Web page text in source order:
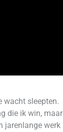
wacht sleepten.
die ik win, maar
jarenlange werk